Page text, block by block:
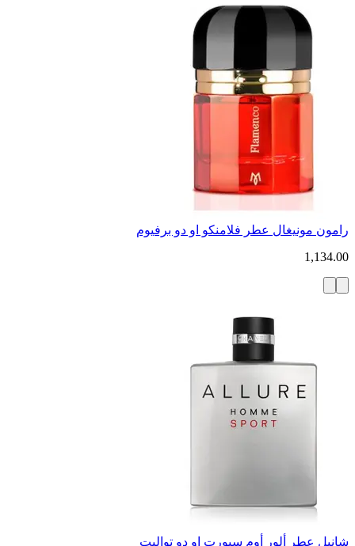
رامون مونيغال عطر فلامنكو او دو برفيوم
1,134.00
شانيل عطر ألور أوم سبورت او دو تواليت